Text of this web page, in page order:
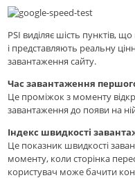
PSI виділяє шість пунктів,
і представляють реальну
завантаження сайту.
Час завантаження
Це проміжок з моменту
завантаження до появи на
Індекс швидкості
Це показник швидкості
моменту, коли сторінка
користувач може бачити